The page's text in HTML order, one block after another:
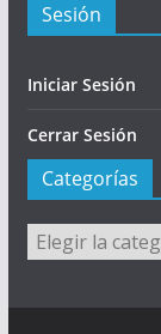
Sesión
Iniciar Sesión
Cerrar Sesión
Categorías
Categorías